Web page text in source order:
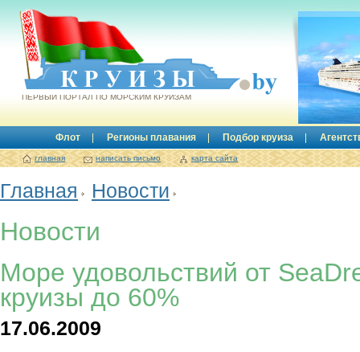
Круизы.by
ПЕРВЫЙ ПОРТАЛ ПО МОРСКИМ КРУИЗАМ
Флот Регионы плавания Подбор круиза
главная написать письмо карта сайта
Главная Новости
Новости
Море удовольствий от
круизы до 60%
17.06.2009